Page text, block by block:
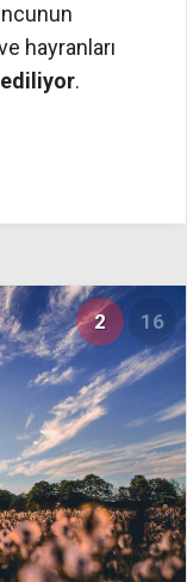
hayranları
.
2 16